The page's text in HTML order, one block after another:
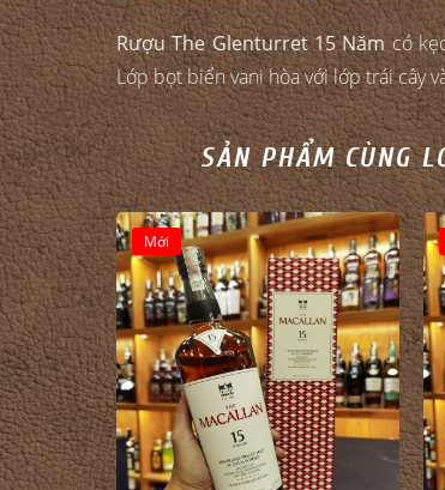
Rượu The Glenturret 15 Nămcó
Lớp bọt biển vani hòa với lớp trái cây
SẢN PHẨM CÙNG
Mới